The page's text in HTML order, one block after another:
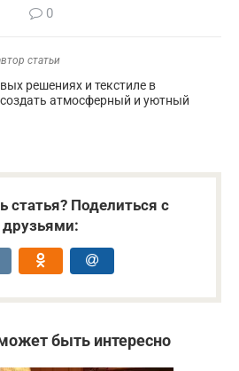
0
статьи
решениях и текстиле в
атмосферный и уютный
статья? Поделиться с
друзьями:
быть интересно